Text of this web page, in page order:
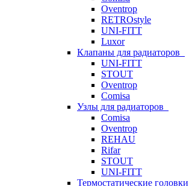
Oventrop
RETROstyle
UNI-FITT
Luxor
Клапаны для радиаторов
UNI-FITT
STOUT
Oventrop
Comisa
Узлы для радиаторов
Comisa
Oventrop
REHAU
Rifar
STOUT
UNI-FITT
Термостатические головки